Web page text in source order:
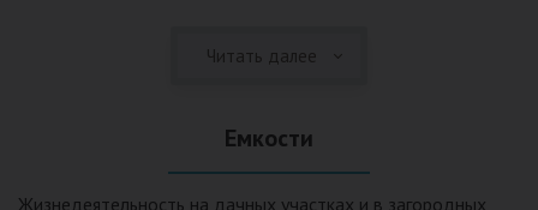
длительный срок службы, так как не подвержены коррозии.
состоянии. 3. Могут эксплуатироваться в любом регионе
России при любых низких температурах. 4. Полностью
герметичны, что дает гарантию по полной безопасности
Читать далее
Емкости
Жизнедеятельность на дачных участках и в загородных